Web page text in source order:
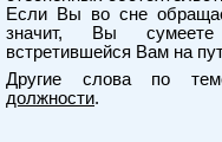
Если Вы во сне
значит, Вы
встретившейся Вам на
Другие слова по
должности.